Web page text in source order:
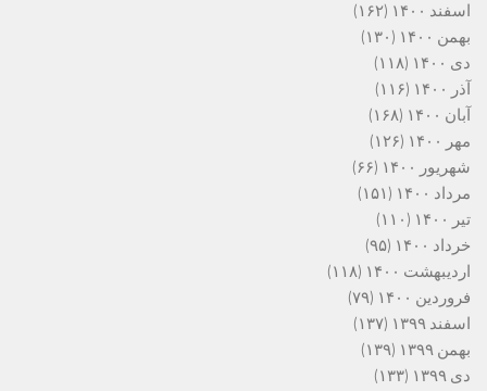
اسفند ۱۴۰۰
(۱۶۲)
بهمن ۱۴۰۰
(۱۳۰)
دی ۱۴۰۰
(۱۱۸)
آذر ۱۴۰۰
(۱۱۶)
آبان ۱۴۰۰
(۱۶۸)
مهر ۱۴۰۰
(۱۲۶)
شهریور ۱۴۰۰
(۶۶)
مرداد ۱۴۰۰
(۱۵۱)
تیر ۱۴۰۰
(۱۱۰)
خرداد ۱۴۰۰
(۹۵)
اردیبهشت ۱۴۰۰
(۱۱۸)
فروردین ۱۴۰۰
(۷۹)
اسفند ۱۳۹۹
(۱۳۷)
بهمن ۱۳۹۹
(۱۳۹)
دی ۱۳۹۹
(۱۳۳)